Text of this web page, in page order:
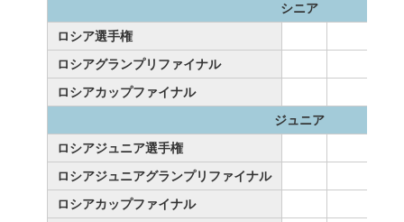
シニア
ロシア選手権
ロシアグランプリファイナル
ロシアカップファイナル
ジュニア
ロシアジュニア選手権
ロシアジュニアグランプリファイナル
ロシアカップファイナル